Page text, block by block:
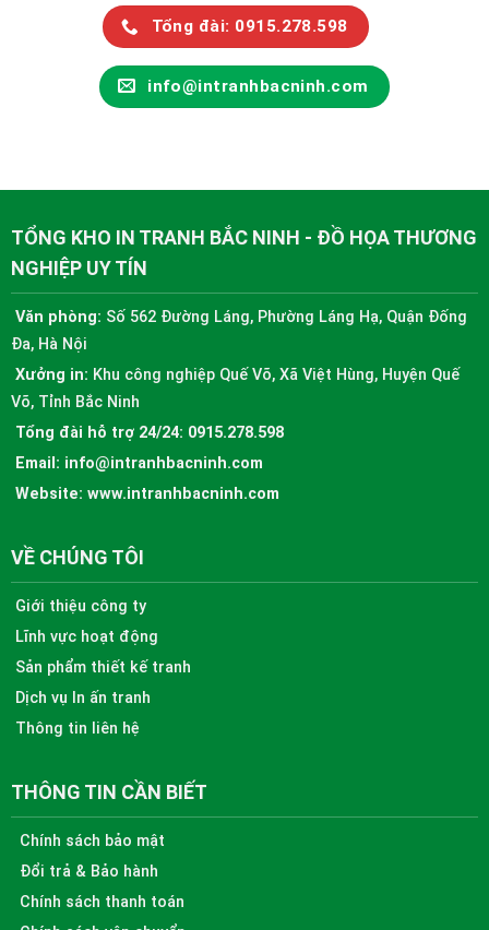
Tổng đài: 0915.278.598
info@intranhbacninh.com
TỔNG KHO IN TRANH BẮC NINH - ĐỒ HỌA THƯƠNG
NGHIỆP UY TÍN
Văn phòng: Số 562 Đường Láng, Phường Láng Hạ, Quận Đống
Đa, Hà Nội
Xưởng in: Khu công nghiệp Quế Võ, Xã Việt Hùng, Huyện Quế
Võ, Tỉnh Bắc Ninh
Tổng đài hỗ trợ 24/24: 0915.278.598
Email: info@intranhbacninh.com
Website: www.intranhbacninh.com
VỀ CHÚNG TÔI
Giới thiệu công ty
Lĩnh vực hoạt động
Sản phẩm thiết kế tranh
Dịch vụ In ấn tranh
Thông tin liên hệ
THÔNG TIN CẦN BIẾT
Chính sách bảo mật
Đổi trả & Bảo hành
Chính sách thanh toán